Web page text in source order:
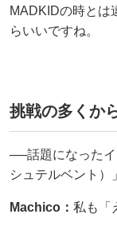
MADKIDの時とは
らいいですね。
挑戦の多くか
──話題になった
シュテルベント）
Machico： 私も「